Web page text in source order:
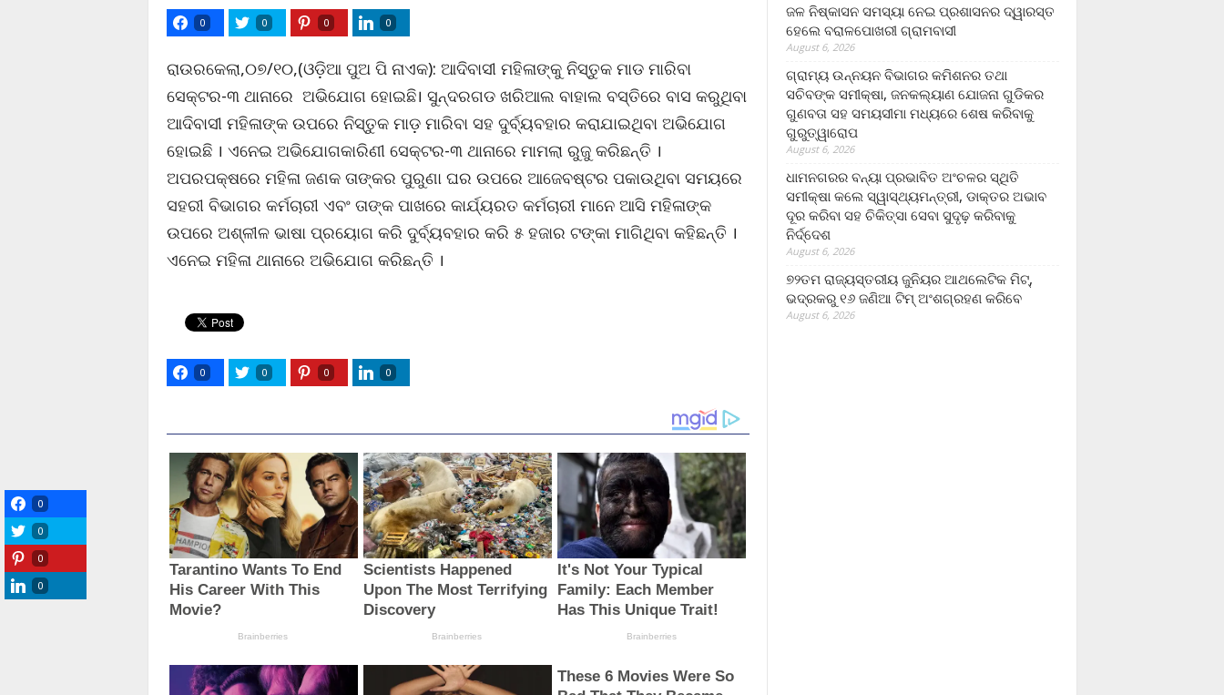
0 0 0 0
ରାଉରକେଲା,୦୭/୧୦,(ଓଡ଼ିଆ ପୁଅ ପି ନାଏକ): ଆଦିବାସୀ ମହିଳାଙ୍କୁ ନିସ୍ତୁକ ମାଡ ମାରିବା
ସେକ୍ଟର-୩ ଥାନାରେ ଅଭିଯୋଗ ହୋଇଛି। ସୁନ୍ଦରଗଡ ଖରିଆଲ ବାହାଲ ବସ୍ତିରେ ବାସ କରୁଥିବା
ଆଦିବାସୀ ମହିଳାଙ୍କ ଉପରେ ନିସ୍ତୁକ ମାଡ଼ ମାରିବା ସହ ଦୁର୍ବ୍ୟବହାର କରାଯାଇଥିବା ଅଭିଯୋଗ
ହୋଇଛି । ଏନେଇ ଅଭିଯୋଗକାରିଣୀ ସେକ୍ଟର-୩ ଥାନାରେ ମାମଲା ରୁଜୁ କରିଛନ୍ତି ।
ଅପରପକ୍ଷରେ ମହିଳା ଜଣକ ତାଙ୍କର ପୁରୁଣା ଘର ଉପରେ ଆଜେବଷ୍ଟର ପକାଉଥିବା ସମୟରେ
ସହରୀ ବିଭାଗର କର୍ମଚାରୀ ଏବଂ ତାଙ୍କ ପାଖରେ କାର୍ଯ୍ୟରତ କର୍ମଚାରୀ ମାନେ ଆସି ମହିଳାଙ୍କ
ଉପରେ ଅଶ୍ଳୀଳ ଭାଷା ପ୍ରୟୋଗ କରି ଦୁର୍ବ୍ୟବହାର କରି ୫ ହଜାର ଟଙ୍କା ମାଗିଥିବା କହିଛନ୍ତି ।
ଏନେଇ ମହିଳା ଥାନାରେ ଅଭିଯୋଗ କରିଛନ୍ତି ।
0 0 0 0
ଜଳ ନିଷ୍କାସନ ସମସ୍ୟା ନେଇ ପ୍ରଶାସନର ଦ୍ୱାରସ୍ତ
ହେଲେ ବରାଳପୋଖରୀ ଗ୍ରାମବାସୀ
August 6, 2026
ଗ୍ରାମ୍ୟ ଉନ୍ନୟନ ବିଭାଗର କମିଶନର ତଥା
ସଚିବଙ୍କ ସମୀକ୍ଷା, ଜନକଲ୍ୟାଣ ଯୋଜନା ଗୁଡିକର
ଗୁଣବତା ସହ ସମୟସୀମା ମଧ୍ୟରେ ଶେଷ କରିବାକୁ
ଗୁରୁତ୍ୱାରୋପ
August 6, 2026
ଧାମନଗରର ବନ୍ୟା ପ୍ରଭାବିତ ଅଂଚଳର ସ୍ଥିତି
ସମୀକ୍ଷା କଲେ ସ୍ୱାସ୍ଥ୍ୟମନ୍ତ୍ରୀ, ଡାକ୍ତର ଅଭାବ
ଦୂର କରିବା ସହ ଚିକିତ୍ସା ସେବା ସୁଦୃଢ଼ କରିବାକୁ
ନିର୍ଦ୍ଦେଶ
August 6, 2026
୭୨ତମ ରାଜ୍ୟସ୍ତରୀୟ ଜୁନିୟର ଆଥଲେଟିକ ମିଟ୍‌,
ଭଦ୍ରକରୁ ୧୬ ଜଣିଆ ଟିମ୍ ଅଂଶଗ୍ରହଣ କରିବେ
August 6, 2026
0
0
0
0